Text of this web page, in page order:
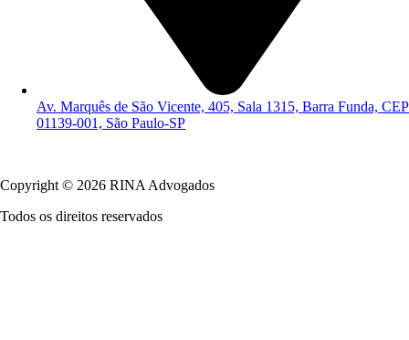
Av. Marquês de São Vicente, 405, Sala 1315, Barra Funda, CEP
01139-001, São Paulo-SP
Copyright © 2026 RINA Advogados
Todos os direitos reservados